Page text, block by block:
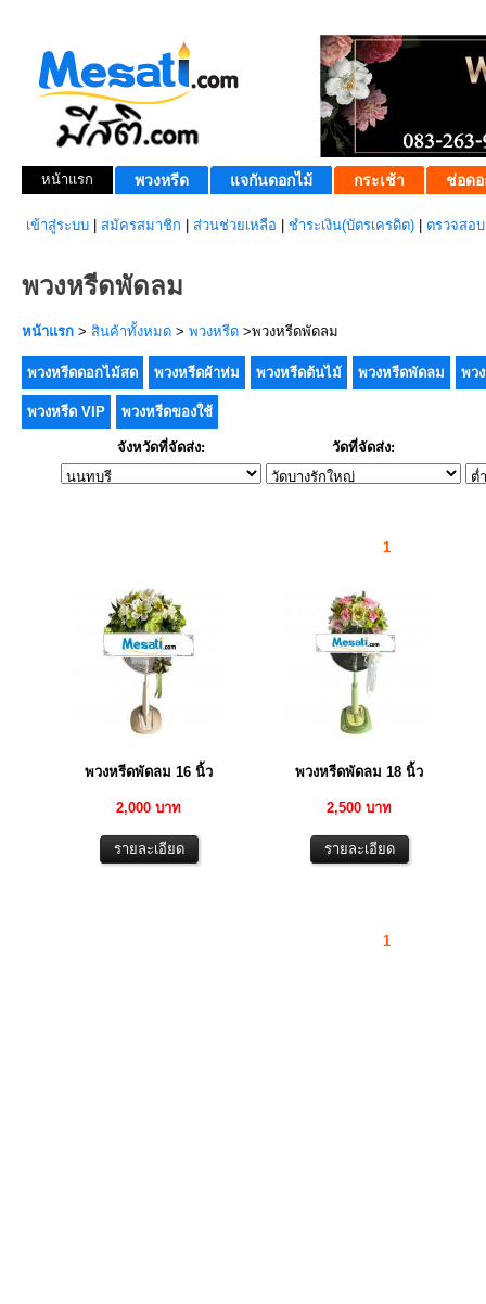
หน้าแรก พวงหรีด แจกันดอกไม้ กระเช้า ช่อดอ
เข้าสู่ระบบ สมัครสมาชิก ส่วนช่วยเหลือ ชำระเงิน(บัตรเครดิต) ตรวจสอ
พวงหรีดพัดลม
หน้าแรก > สินค้าทั้งหมด > พวงหรีด >พวงหรีดพัดลม
พวงหรีดดอกไม้สด พวงหรีดผ้าห่ม พวงหรีดต้นไม้ พวงหรีดพัดลม พว
พวงหรีด VIP พวงหรีดของใช้
จังหวัดที่จัดส่ง: วัดที่จัดส่ง:
1
พวงหรีดพัดลม 16 นิ้ว
2,000 บาท
พวงหรีดพัดลม 18 นิ้ว
2,500 บาท
1